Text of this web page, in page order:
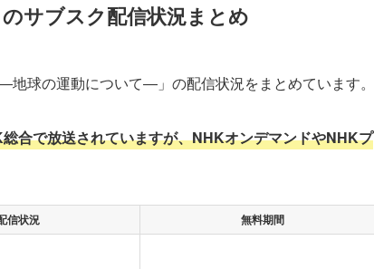
サブスク配信状況まとめ
球の運動について―」の配信状況をまとめています。
合で放送されていますが、NHKオンデマンドやNHKプ
信状況
無料期間